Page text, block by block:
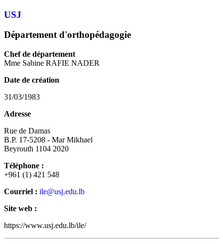
USJ
Département d'orthopédagogie
Chef de département
Mme Sabine RAFIE NADER
Date de création
31/03/1983
Adresse
Rue de Damas
B.P. 17-5208 - Mar Mikhael
Beyrouth 1104 2020
Téléphone :
+961 (1) 421 548
Courriel : ile@usj.edu.lb
Site web :
https://www.usj.edu.lb/ile/